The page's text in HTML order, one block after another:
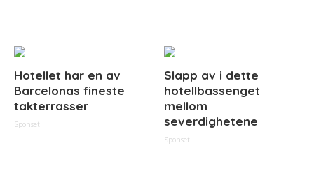
Hotellet har en av
Barcelonas fineste
takterrasser
Sponset
Slapp av i dette
hotellbassenget
mellom
severdighetene
Sponset